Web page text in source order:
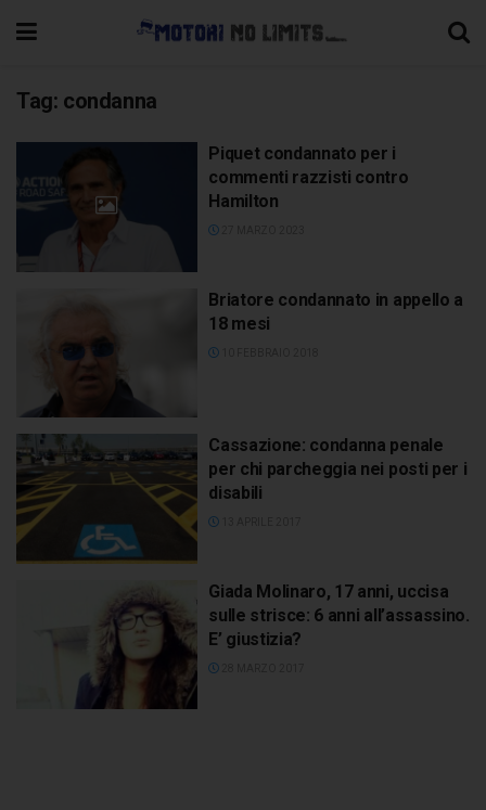
Tag: condanna
Piquet condannato per i
commenti razzisti contro
Hamilton
Briatore condannato in appello a
18 mesi
Cassazione: condanna penale
per chi parcheggia nei posti per i
disabili
Giada Molinaro, 17 anni, uccisa
sulle strisce: 6 anni all’assassino.
E’ giustizia?